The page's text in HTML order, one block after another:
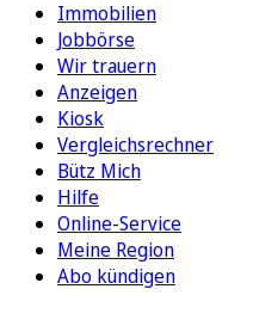
Immobilien
Jobbörse
Wir trauern
Anzeigen
Kiosk
Vergleichsrechner
Bütz Mich
Hilfe
Online-Service
Meine Region
Abo kündigen